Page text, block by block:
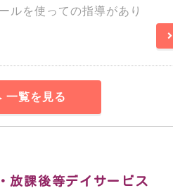
ルを使っての指導があり
一覧を見る
放課後等デイサービス